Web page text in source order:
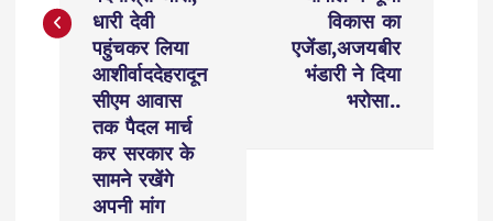
n
धारी देवी
पहुंचकर लिया
आशीर्वाददेहरादून
सीएम आवास
तक पैदल मार्च
कर सरकार के
सामने रखेंगे
अपनी मांग
विकास का
एजेंडा,अजयबीर
भंडारी ने दिया
भरोसा..